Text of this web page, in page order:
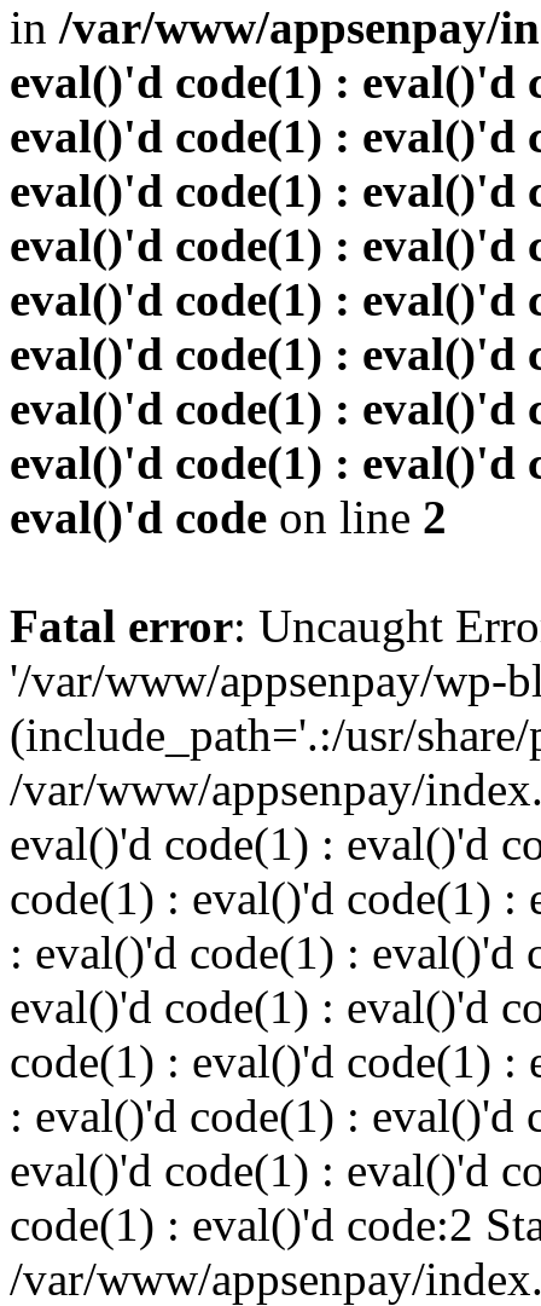
in /var/www/appsenpay/
eval()'d code(1) : eval()'d
eval()'d code(1) : eval()'d
eval()'d code(1) : eval()'d
eval()'d code(1) : eval()'d
eval()'d code(1) : eval()'d
eval()'d code(1) : eval()'d
eval()'d code(1) : eval()'d
eval()'d code(1) : eval()'d
eval()'d code on line 2
Fatal error: Uncaught
'/var/www/appsenpay/wp-
(include_path='.:/usr/
/var/www/appsenpay/
eval()'d code(1) : eval()'d
code(1) : eval()'d code(1) :
: eval()'d code(1) : eval()'d
eval()'d code(1) : eval()'d
code(1) : eval()'d code(1) :
: eval()'d code(1) : eval()'d
eval()'d code(1) : eval()'d
code(1) : eval()'d code:2
/var/www/appsenpay/